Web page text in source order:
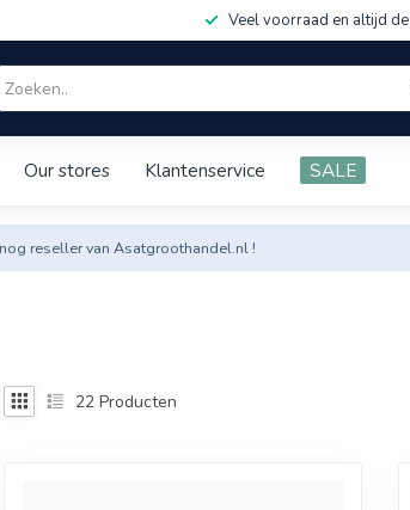
Veel voorraad en altijd de
Our stores Klantenservice SALE
reseller van Asatgroothandel.nl !
22 Producten